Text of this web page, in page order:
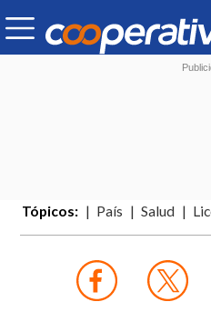
Tópicos: País Salud